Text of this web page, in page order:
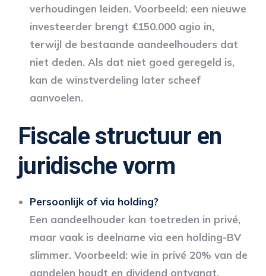
verhoudingen leiden. Voorbeeld: een nieuwe
investeerder brengt €150.000 agio in,
terwijl de bestaande aandeelhouders dat
niet deden. Als dat niet goed geregeld is,
kan de winstverdeling later scheef
aanvoelen.
Fiscale structuur en
juridische vorm
Persoonlijk of via holding?
Een aandeelhouder kan toetreden in privé,
maar vaak is deelname via een holding-BV
slimmer. Voorbeeld: wie in privé 20% van de
aandelen houdt en dividend ontvangt,